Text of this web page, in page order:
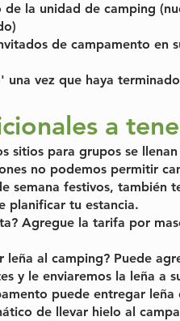
la unidad de camping
de campamento en
vez que haya
a
sitios para grupos se
no podemos permitir
semana festivos, también
planificar tu estancia.
Agregue la tarifa por
leña al camping? Puede
y le enviaremos la leña a
puede entregar leña
de llevar hielo al